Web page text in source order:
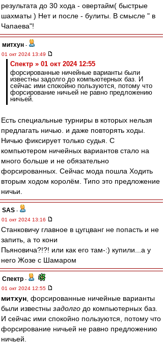
результата до 30 хода - овертайм( быстрые
шахматы ) Нет и после - булиты. В смысле " в
Чапаева"!
митхун -
01 окт 2024 13:49
Спектр » 01 окт 2024 12:55
форсированные ничейные варианты были
известны задолго до компьютерных баз. И
сейчас ими спокойно пользуются, потому что
форсирование ничьей не равно предложению
ничьей.
Есть специальные турниры в которых нельзя
предлагать ничью. и даже повторять ходы.
Ничью фиксирует только судья. С
компьютером ничейных вариантов стало на
много больше и не обязательно
форсированных. Сейчас мода пошла Ходить
вторым ходом королём. Типо это предложение
ничьи.
SAS -
01 окт 2024 13:16
Станковичу главное в цугцванг не попасть и не
запить, а то кони
Пьяновича?!?! или как его там-:) купили...а у
него Жозе с Шамаром
Спектр -
01 окт 2024 12:55
митхун , форсированные ничейные варианты
были известны задолго до компьютерных баз.
И сейчас ими спокойно пользуются, потому что
форсирование ничьей не равно предложению
ничьей.